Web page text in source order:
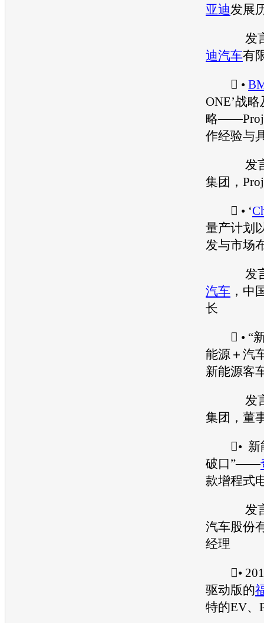
亚迪发展
发言
迪汽车有
 •
ONE’战
略
作经验与
发言
集团，
 • ‘
量产计划
发与市场
发言
汽车 ，中
长
 • “
能源 ＋汽
新能源客
发言
集团，董
• 新
破口”——
款增程式
发言
汽车股份
经理
•
驱动版的
特的EV、